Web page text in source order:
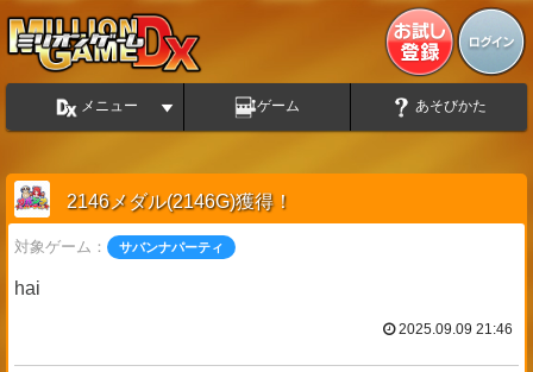
メニュー ゲーム あそびかた
2146メダル(2146G)獲得！
対象ゲーム： サバンナパーティ
hai
2025.09.09 21:46